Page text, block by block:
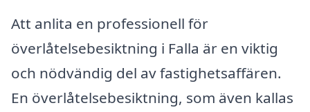
Att anlita en professionell för
överlåtelsebesiktning i Falla är en viktig
och nödvändig del av fastighetsaffären.
En överlåtelsebesiktning, som även kallas